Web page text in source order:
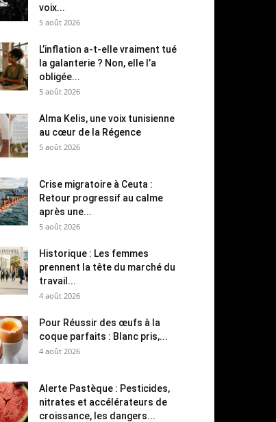
voix...
5 août 2026
L’inflation a-t-elle vraiment tué
la galanterie ? Non, elle l’a
obligée...
5 août 2026
Alma Kelis, une voix tunisienne
au cœur de la Régence
5 août 2026
Crise migratoire à Ceuta :
Retour progressif au calme
après une...
5 août 2026
Historique : Les femmes
prennent la tête du marché du
travail...
4 août 2026
Pour Réussir des œufs à la
coque parfaits : Blanc pris,...
4 août 2026
Alerte Pastèque : Pesticides,
nitrates et accélérateurs de
croissance, les dangers...